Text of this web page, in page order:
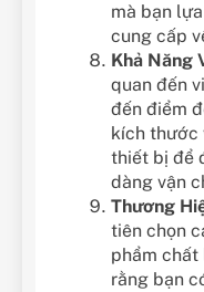
mà bạn
cung cấp
Khả Năng
quan đến
đến điểm
kích thước
thiết bị để
dàng vận
Thương
tiên chọn
phẩm
rằng bạn